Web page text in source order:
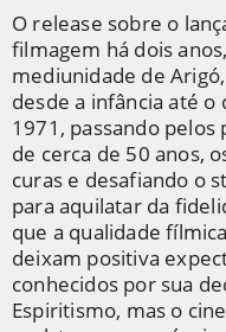
O release sobre o
filmagem há dois
mediunidade de
desde a infância até
1971, passando
de cerca de 50 anos,
curas e desafiando o
para aquilatar da
que a qualidade
deixam positiva
conhecidos por sua
Espiritismo, mas o